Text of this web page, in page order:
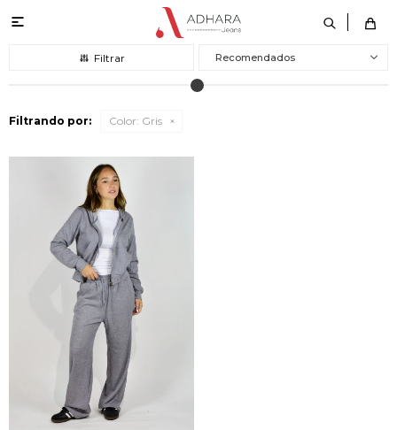

Recomendados
Filtrando por: Color: Gris